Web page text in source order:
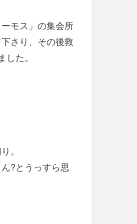
モス」の集会所
さり、その後救
た。
。
?とうっすら思